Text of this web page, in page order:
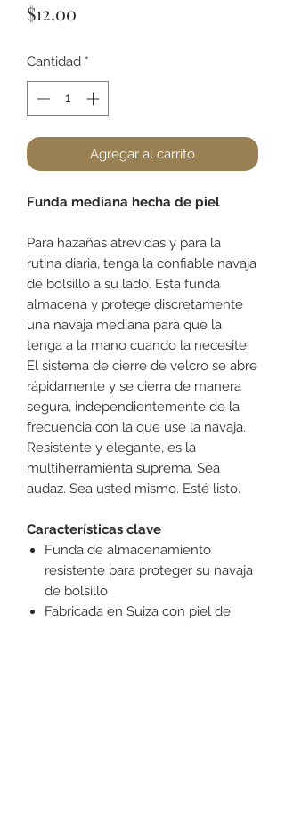
$12.00
Cantidad *
Agregar al carrito
Funda mediana hecha de piel
Para hazañas atrevidas y para la
rutina diaria, tenga la confiable navaja
de bolsillo a su lado. Esta funda
almacena y protege discretamente
una navaja mediana para que la
tenga a la mano cuando la necesite.
El sistema de cierre de velcro se abre
rápidamente y se cierra de manera
segura, independientemente de la
frecuencia con la que use la navaja.
Resistente y elegante, es la
multiherramienta suprema. Sea
audaz. Sea usted mismo. Esté listo.
Características clave
Funda de almacenamiento
resistente para proteger su navaja
de bolsillo
Fabricada en Suiza con piel de